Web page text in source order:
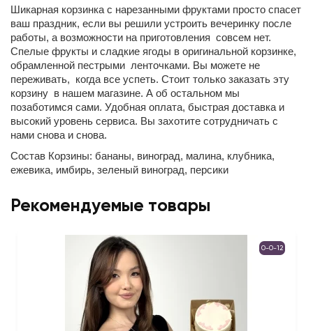
Шикарная корзинка с нарезанными фруктами просто спасет
ваш праздник, если вы решили устроить вечеринку после
работы, а возможности на приготовления совсем нет.
Спелые фрукты и сладкие ягоды в оригинальной корзинке,
обрамленной пестрыми ленточками. Вы можете не
переживать, когда все успеть. Стоит только заказать эту
корзину в нашем магазине. А об остальном мы
позаботимся сами. Удобная оплата, быстрая доставка и
высокий уровень сервиса. Вы захотите сотрудничать с
нами снова и снова.
Состав Корзины: бананы, виноград, малина, клубника,
ежевика, имбирь, зеленый виноград, персики
Рекомендуемые товары
0-0-12